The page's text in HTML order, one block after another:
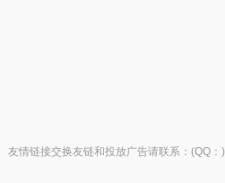
友情链接交换友链和投放广告请联系：(QQ： )